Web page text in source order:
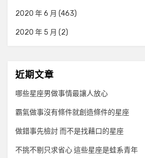
2020 年 6 月 (463)
2020 年 5 月 (2)
近期文章
哪些星座男做事情最讓人放心
霸氣做事沒有條件就創造條件的星座
做錯事先檢討 而不是找藉口的星座
不挑不剔只求省心 這些星座是蛙系青年